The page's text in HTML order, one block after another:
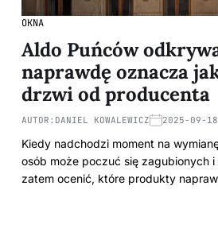
OKNA
Aldo Puńców
naprawdę oznacza
drzwi od producenta
AUTOR: DANIEL KOWALEWICZ 2025-09-18
Kiedy nadchodzi moment na
osób może poczuć się zagubionych
zatem ocenić, które produkty